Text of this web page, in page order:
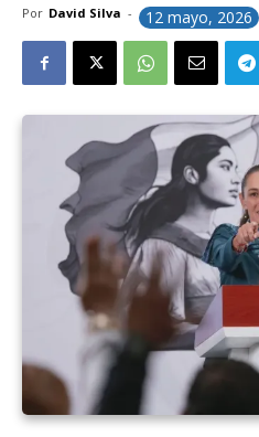
Por David Silva - 12 mayo, 2026